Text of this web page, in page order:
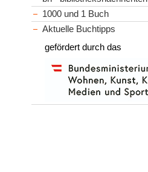
1000 und 1 Buch
Aktuelle Buchtipps
gefördert durch das